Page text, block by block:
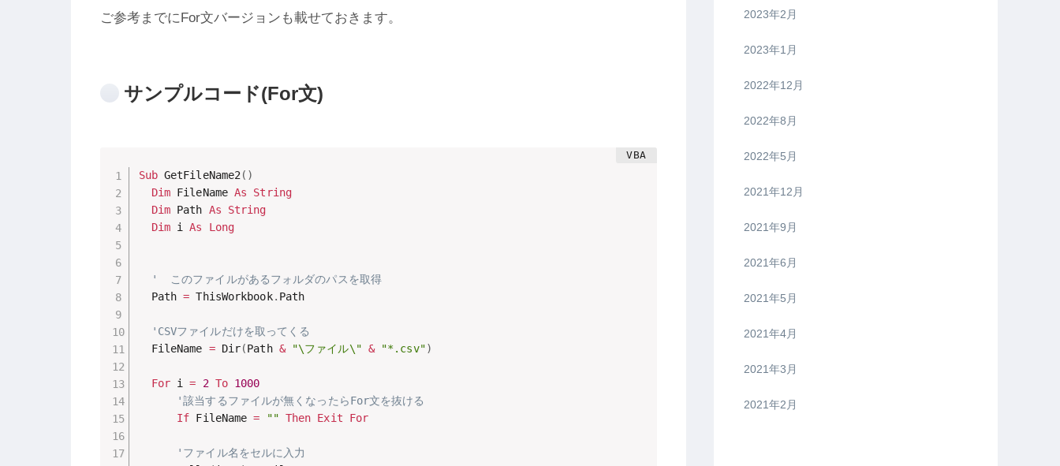
ご参考までにFor文バージョンも載せておきます。
サンプルコード(For文)
Sub GetFileName2( )
Dim FileName As
String
Dim Path As
String
Dim i As Long
'  このファイルがあるフォルダのパスを取得
  Path
= ThisWorkbook. Path
'CSVファイルだけを取ってくる
  FileName
= Dir(Path & "\ファイル\" & "*.csv")
For i = 2 To 1000
'該当するファイルが無くなったらFor文を抜ける
If FileName = "" Then Exit For
'ファイル名をセルに入力
2023年2月
2023年1月
2022年12月
2022年8月
2022年5月
2021年12月
2021年9月
2021年6月
2021年5月
2021年4月
2021年3月
2021年2月